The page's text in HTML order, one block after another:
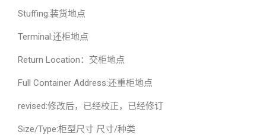
Stuffing:装货地点
Terminal:还柜地点
Return Location：交柜地点
Full Container Address:还重柜地点
revised:修改后，已经校正，已经修订
Size/Type:柜型尺寸 尺寸/种类